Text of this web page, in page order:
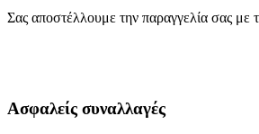
Σας αποστέλλουμε την παραγγελία σας με
Ασφαλείς συναλλαγές